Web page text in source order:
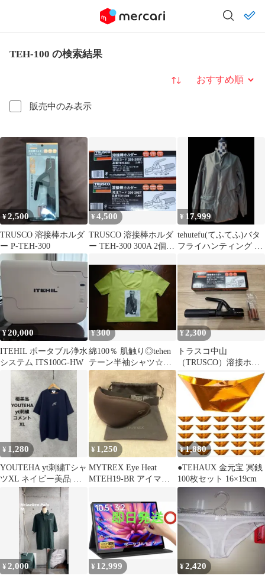
TEH-100 の検索結果
販売中のみ表示
並び替え
¥2,500
TRUSCO 溶接棒ホルダ
ー P-TEH-300
¥4,500
TRUSCO 溶接棒ホルダ
ー TEH-300 300A 2個セ
¥ 17,999
tehutefu(てふてふ)バタ
フライハンティング ジ
¥20,000
ITEHIL ポータブル浄水
システム ITS100G-HW
¥300
綿100％ 肌触り◎tehen
テーン半袖シャツ☆彡
未使用品
¥2,300
トラスコ中山
（TRUSCO）溶接ホル
ダー 300A TEH-300 未
使用品！
¥ 1,280
YOUTEHA yt刺繍Tシャ
ツXL ネイビー美品 男
女兼用 シンプル綿
¥ 1,250
MYTREX Eye Heat
MTEH19-BR アイマス
¥1,880
●TEHAUX 金元宝 冥銭
100枚セット 16×19cm
¥ 2,000 ¥ 12,999 ¥2,420